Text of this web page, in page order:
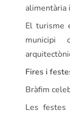
alimentària
El turisme
municipi
Fires i
Bràfim
Les